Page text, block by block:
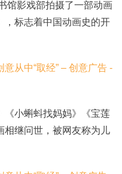
馆影戏部拍摄了一部动画
标志着中国动画史的开
《小蝌蚪找妈妈》《宝莲
相继问世，被网友称为儿